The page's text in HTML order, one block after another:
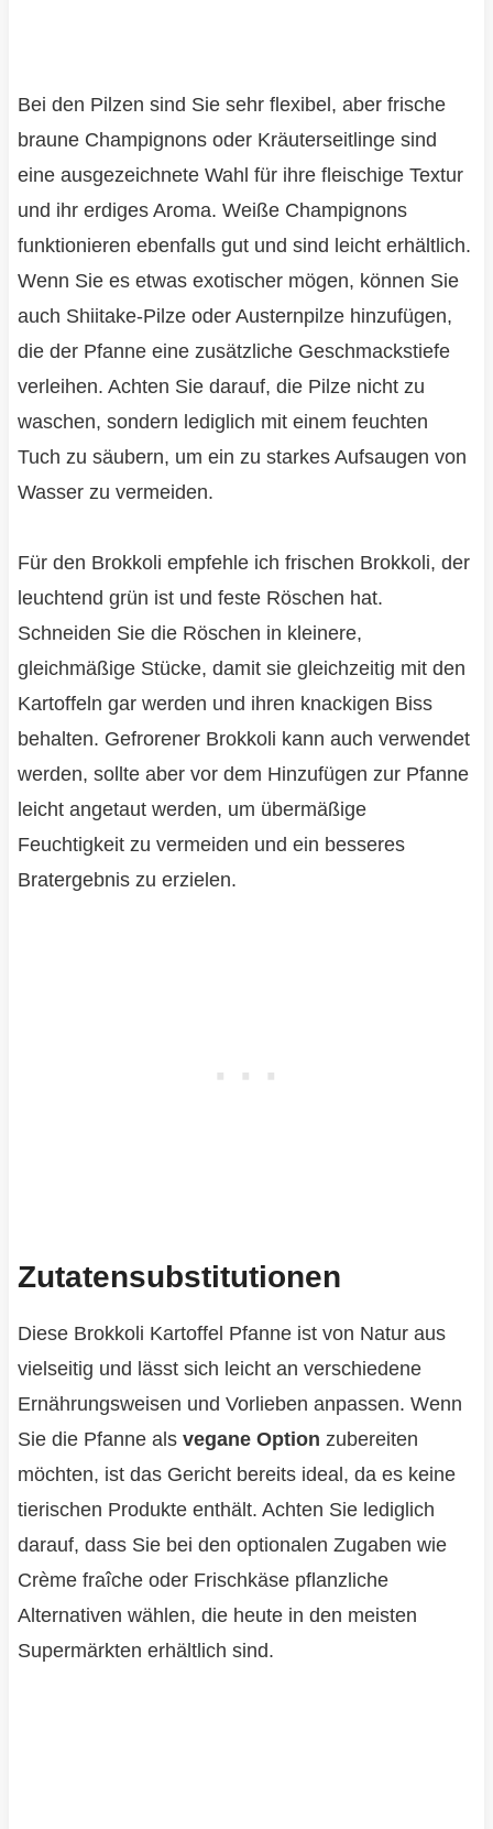
Bei den Pilzen sind Sie sehr flexibel, aber frische
braune Champignons oder Kräuterseitlinge sind
eine ausgezeichnete Wahl für ihre fleischige Textur
und ihr erdiges Aroma. Weiße Champignons
funktionieren ebenfalls gut und sind leicht erhältlich.
Wenn Sie es etwas exotischer mögen, können Sie
auch Shiitake-Pilze oder Austernpilze hinzufügen,
die der Pfanne eine zusätzliche Geschmackstiefe
verleihen. Achten Sie darauf, die Pilze nicht zu
waschen, sondern lediglich mit einem feuchten
Tuch zu säubern, um ein zu starkes Aufsaugen von
Wasser zu vermeiden.
Für den Brokkoli empfehle ich frischen Brokkoli, der
leuchtend grün ist und feste Röschen hat.
Schneiden Sie die Röschen in kleinere,
gleichmäßige Stücke, damit sie gleichzeitig mit den
Kartoffeln gar werden und ihren knackigen Biss
behalten. Gefrorener Brokkoli kann auch verwendet
werden, sollte aber vor dem Hinzufügen zur Pfanne
leicht angetaut werden, um übermäßige
Feuchtigkeit zu vermeiden und ein besseres
Bratergebnis zu erzielen.
Zutatensubstitutionen
Diese Brokkoli Kartoffel Pfanne ist von Natur aus
vielseitig und lässt sich leicht an verschiedene
Ernährungsweisen und Vorlieben anpassen. Wenn
Sie die Pfanne als vegane Option zubereiten
möchten, ist das Gericht bereits ideal, da es keine
tierischen Produkte enthält. Achten Sie lediglich
darauf, dass Sie bei den optionalen Zugaben wie
Crème fraîche oder Frischkäse pflanzliche
Alternativen wählen, die heute in den meisten
Supermärkten erhältlich sind.